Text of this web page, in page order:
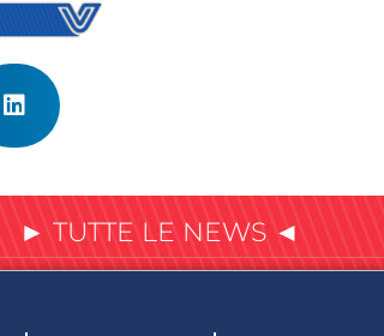
► TUTTE LE NEWS ◄